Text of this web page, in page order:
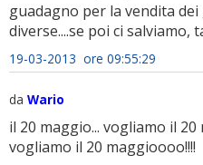
guadagno per la vendita
diverse....se poi ci
19-03-2013 ore 09:55:29
da Wario
il 20 maggio... vogliamo il
vogliamo il 20 maggioooo!!!!